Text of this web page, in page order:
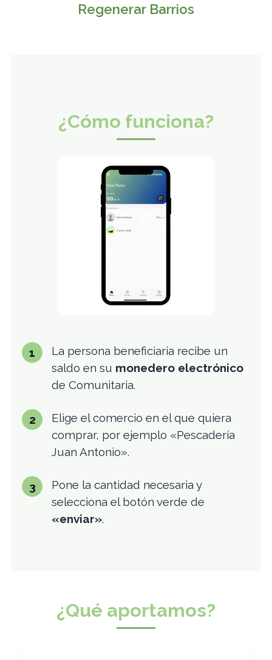
Regenerar Barrios
¿Cómo funciona?
La persona beneficiaria recibe un
saldo en su monedero electrónico
de Comunitaria.
Elige el comercio en el que quiera
comprar, por ejemplo «Pescadería
Juan Antonio».
Pone la cantidad necesaria y
selecciona el botón verde de
«enviar».
¿Qué aportamos?